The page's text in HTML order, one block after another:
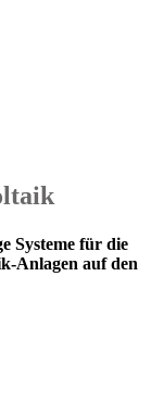
Systeme für die
Anlagen auf den